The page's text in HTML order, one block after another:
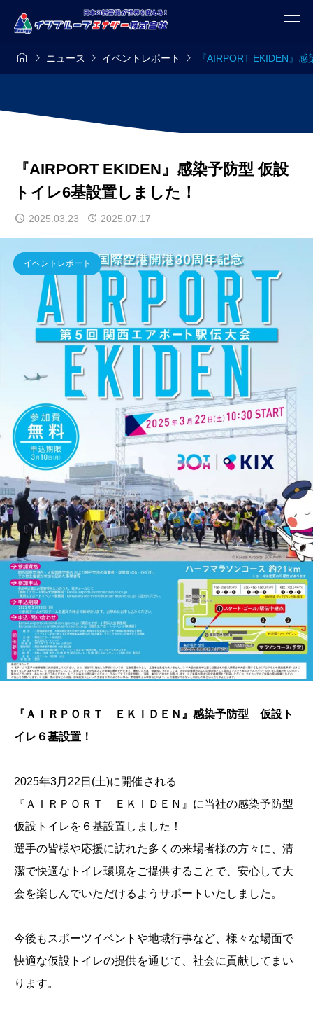
  ニュース  イベントレポート  『AIRPORT EKIDEN』
『AIRPORT EKIDEN』感染予防型 仮設
トイレ6基設置しました！
2025.03.23 2025.07.17
イベントレポート
『ＡＩＲＰＯＲＴ ＥＫＩＤＥＮ』感染予防型 仮設ト
イレ６基設置！
2025年3月22日(土)に開催される
『ＡＩＲＰＯＲＴ ＥＫＩＤＥＮ』に当社の感染予防型
仮設トイレを６基設置しました！
選手の皆様や応援に訪れた多くの来場者様の方々に、清
潔で快適なトイレ環境をご提供することで、安心して大
会を楽しんでいただけるようサポートいたしました。
今後もスポーツイベントや地域行事など、様々な場面で
快適な仮設トイレの提供を通じて、社会に貢献してまい
ります。